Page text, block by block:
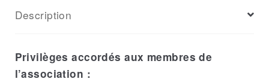
Description
Privilèges accordés aux membres de
l’association :